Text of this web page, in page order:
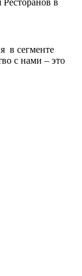
в сегменте
с нами – это